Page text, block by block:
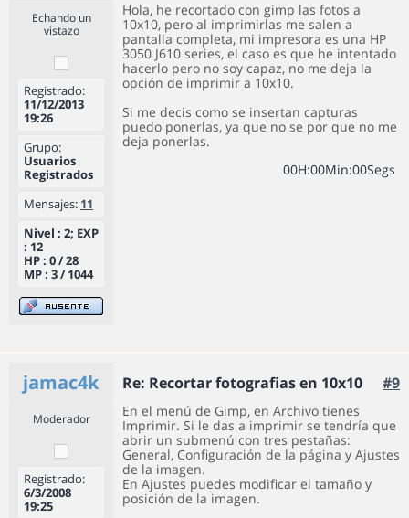
Echando un
vistazo
Registrado:
11/12/2013
19:26
Grupo:
Usuarios
Registrados
Mensajes: 11
Nivel : 2; EXP
: 12
HP : 0 / 28
MP : 3 / 1044
Hola, he recortado con gimp las fotos a
10x10, pero al imprimirlas me salen a
pantalla completa, mi impresora es una HP
3050 J610 series, el caso es que he intentado
hacerlo pero no soy capaz, no me deja la
opción de imprimir a 10x10.
Si me decis como se insertan capturas
puedo ponerlas, ya que no se por que no me
deja ponerlas.
00H:00Min:00Segs
jamac4k Re: Recortar fotografias en 10x10 #9
Moderador
Registrado:
6/3/2008
19:25
En el menú de Gimp, en Archivo tienes
Imprimir. Si le das a imprimir se tendría que
abrir un submenú con tres pestañas:
General, Configuración de la página y Ajustes
de la imagen.
En Ajustes puedes modificar el tamaño y
posición de la imagen.